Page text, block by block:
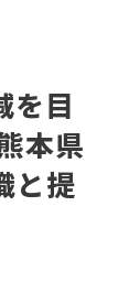
目
本県
と提